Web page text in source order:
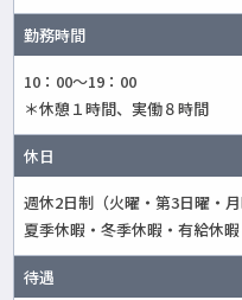
勤務時間
10：00～19：00
＊休憩１時間、実働８時間
休日
週休2日制（火曜・第3日曜・月
夏季休暇・冬季休暇・有給休暇
待遇